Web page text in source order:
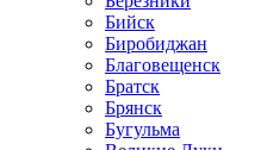
Бийск
Биробиджан
Благовещенск
Братск
Брянск
Бугульма